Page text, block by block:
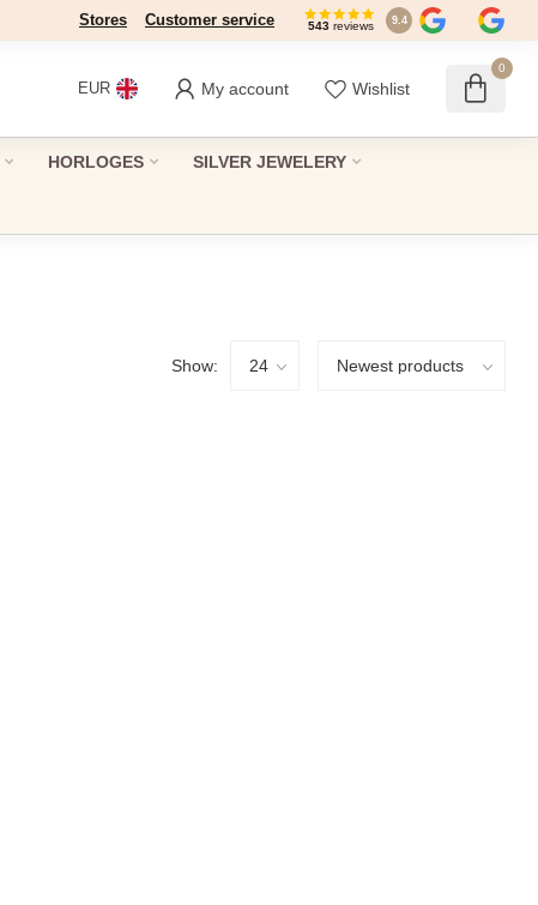
Dé winkel in Den Haag sinds 1946
Stores Customer service 543 reviews 9.4
EUR My account Wishlist
0
HORLOGES SILVER JEWELERY
Show: